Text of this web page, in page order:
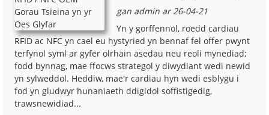
gan admin ar 26-04-21
Yn y gorffennol, roedd cardiau
RFID ac NFC yn cael eu hystyried yn bennaf fel offer pwynt
terfynol syml ar gyfer olrhain asedau neu reoli mynediad;
fodd bynnag, mae ffocws strategol y diwydiant wedi newid
yn sylweddol. Heddiw, mae'r cardiau hyn wedi esblygu i
fod yn gludwyr hunaniaeth ddigidol soffistigedig,
trawsnewidiad...